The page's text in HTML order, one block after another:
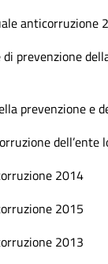
anticorruzione
prevenzione
prevenzione e
dell’ente
2014
2015
2013